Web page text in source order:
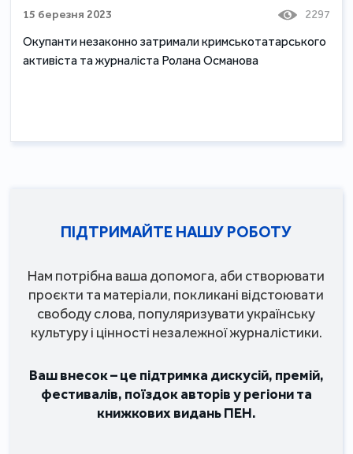
15 березня 2023 2297
Окупанти незаконно затримали кримськотатарського
активіста та журналіста Ролана Османова
ПІДТРИМАЙТЕ НАШУ РОБОТУ
Нам потрібна ваша допомога, аби створювати
проєкти та матеріали, покликані відстоювати
свободу слова, популяризувати українську
культуру і цінності незалежної журналістики.
Ваш внесок – це підтримка дискусій, премій,
фестивалів, поїздок авторів у регіони та
книжкових видань ПЕН.